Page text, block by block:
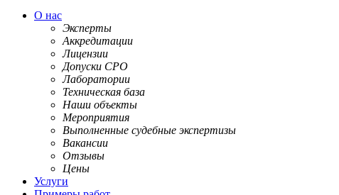
О нас
Эксперты
Аккредитации
Лицензии
Допуски СРО
Лаборатории
Техническая база
Наши объекты
Мероприятия
Выполненные судебные экспертизы
Вакансии
Отзывы
Цены
Услуги